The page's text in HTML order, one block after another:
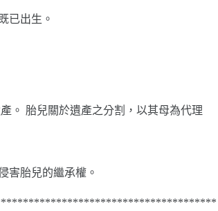
已出生。
。 胎兒關於遺產之分割，以其母為代理
害胎兒的繼承權。